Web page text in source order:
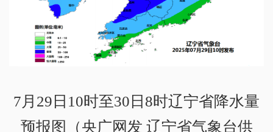
7月29日10时至30日8时辽宁省降水量
预报图（央广网发 辽宁省气象台供